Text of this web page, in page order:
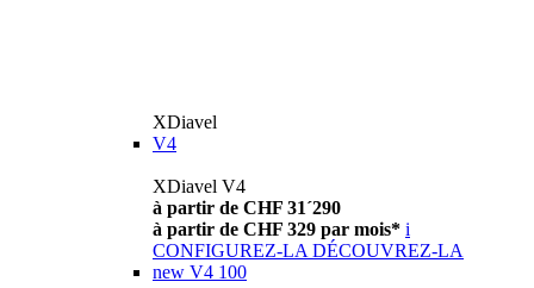
XDiavel
V4
XDiavel V4
à partir de CHF 31´290
à partir de CHF 329 par mois* i
CONFIGUREZ-LA DÉCOUVREZ-LA
new V4 100